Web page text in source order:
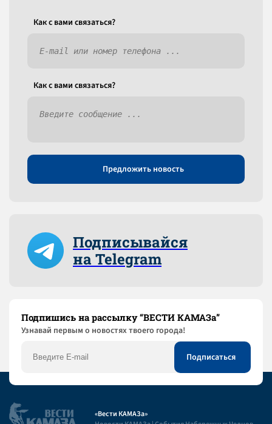
Как c вами связаться?
Как c вами связаться?
Предложить новость
Подписывайся
на Telegram
Подпишись на рассылку “ВЕСТИ КАМАЗа”
Узнaвай первым о новостях твоего города!
«Вести КАМАЗа»